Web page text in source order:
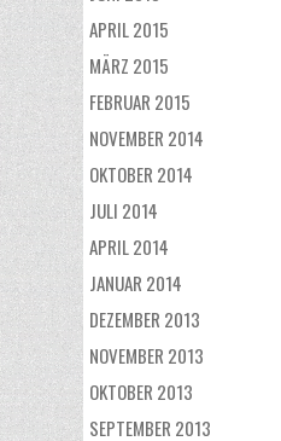
APRIL 2015
MÄRZ 2015
FEBRUAR 2015
NOVEMBER 2014
OKTOBER 2014
JULI 2014
APRIL 2014
JANUAR 2014
DEZEMBER 2013
NOVEMBER 2013
OKTOBER 2013
SEPTEMBER 2013